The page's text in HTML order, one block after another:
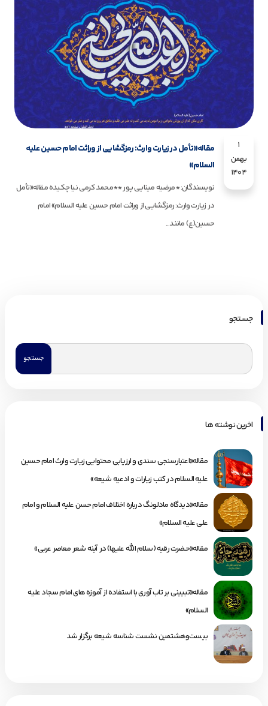
1
بهمن
1404
مقاله«تأمل در زیارت وارث: رمزگشایی از وراثت امام حسین علیه
السلام»
نویسندگان: *مرضیه مینایی پور **محمد کرمی نیا چکیده مقاله«تأمل
در زیارت وارث: رمزگشایی از وراثت امام حسین علیه السلام» امام
حسین(ع) مانند...
جستجو
اخرین نوشته ها
مقاله«اعتبارسنجی سندی و ارزیابی محتوایی زیارت وارث امام حسین
علیه السلام در کتب زیارات و ادعیه شیعه»
مقاله«دیدگاه مادلونگ درباره اختلاف امام حسن علیه السلام و امام
علی علیه السلام»
مقاله«حضرت رقیه (سلام الله علیها) در آینه شعر معاصر عربی»
مقاله«تبیینی بر تاب آوری با استفاده از آموزه های امام سجاد علیه
السلام»
بیست‌وهشتمین نشست شناسه شیعه برگزار شد